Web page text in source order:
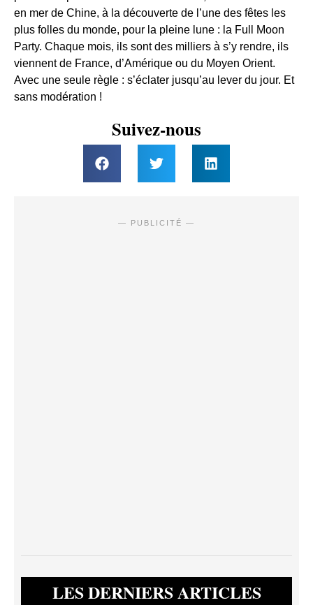
en mer de Chine, à la découverte de l’une des fêtes les
plus folles du monde, pour la pleine lune : la Full Moon
Party. Chaque mois, ils sont des milliers à s’y rendre, ils
viennent de France, d’Amérique ou du Moyen Orient.
Avec une seule règle : s’éclater jusqu’au lever du jour. Et
sans modération !
Suivez-nous
— PUBLICITÉ —
LES DERNIERS ARTICLES